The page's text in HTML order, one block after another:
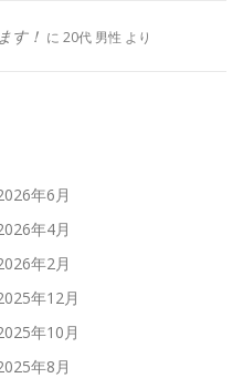
す！ に 20代 男性 より
年6月
年4月
年2月
年12月
年10月
年8月